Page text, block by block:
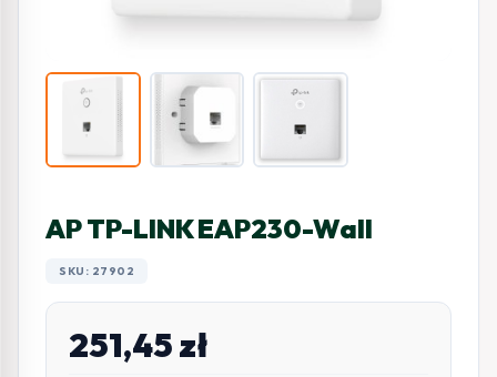
AP TP-LINK EAP230-Wall
SKU: 27902
251,45zł